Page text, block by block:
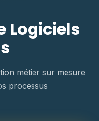
Logiciels
métier sur mesure
processus